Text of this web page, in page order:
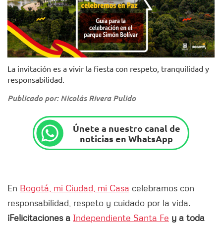
Foto: IDRD
La invitación es a vivir la fiesta con respeto, tranquilidad y
responsabilidad.
Publicado por: Nicolás Rivera Pulido
Únete a nuestro canal de
noticias en WhatsApp
En Bogotá, mi Ciudad, mi Casa celebramos con
responsabilidad, respeto y cuidado por la vida.
¡Felicitaciones a Independiente Santa Fe y a toda